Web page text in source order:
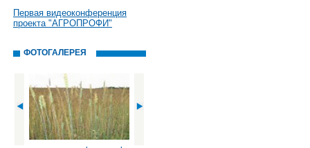
Первая видеоконференция
проекта "АГРОПРОФИ"
ФОТОГАЛЕРЕЯ